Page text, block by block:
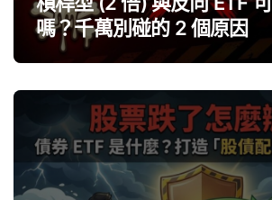
嗎？千萬別碰的 2 個原因